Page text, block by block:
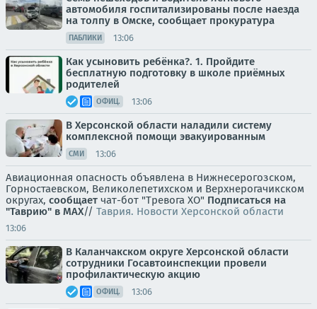
автомобиля госпитализированы после наезда
на толпу в Омске, сообщает прокуратура
ПАБЛИКИ 13:06
Как усыновить ребёнка?. 1. Пройдите
бесплатную подготовку в школе приёмных
родителей
ОФИЦ. 13:06
В Херсонской области наладили систему
комплексной помощи эвакуированным
СМИ 13:06
Авиационная опасность объявлена в Нижнесерогозском,
Горностаевском, Великолепетихском и Верхнерогачикском
округах, сообщает чат-бот "Тревога ХО" Подписаться на
"Таврию" в MAX// Таврия. Новости Херсонской области
13:06
В Каланчакском округе Херсонской области
сотрудники Госавтоинспекции провели
профилактическую акцию
ОФИЦ. 13:06